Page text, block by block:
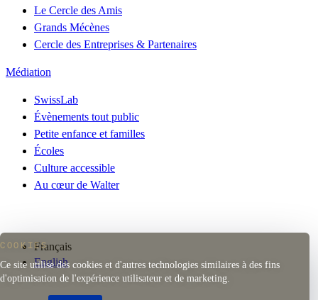
Le Cercle des Amis
Grands Mécènes
Cercle des Entreprises & Partenaires
Médiation
SwissLab
Évènements tout public
Petite enfance et familles
Écoles
Culture accessible
Au cœur de Walter
Français
English
COOKIES
Ce site utilise des cookies et d'autres technologies similaires à des fins
d'optimisation de l'expérience utilisateur et de marketing.